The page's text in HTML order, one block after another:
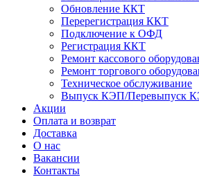
Обновление ККТ
Перерегистрация ККТ
Подключение к ОФД
Регистрация ККТ
Ремонт кассового
Ремонт торгового
Техническое обслуживание
Выпуск КЭП/Перевыпуск
Акции
Оплата и возврат
Доставка
О нас
Вакансии
Контакты